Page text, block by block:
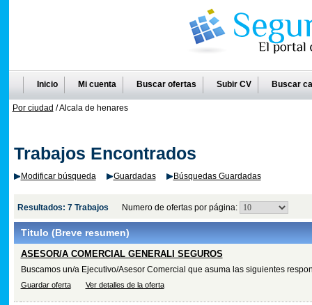
Inicio Mi cuenta Buscar ofertas Subir CV Buscar
Por ciudad / Alcala de henares
Trabajos Encontrados
Modificar búsqueda Guardadas Búsquedas Guardadas
Resultados: 7 Trabajos Numero de ofertas por página:
Titulo (Breve resumen)
ASESOR/A COMERCIAL GENERALI SEGUROS
Buscamos un/a Ejecutivo/Asesor Comercial que asuma las siguientes
Guardar oferta Ver detalles de la oferta